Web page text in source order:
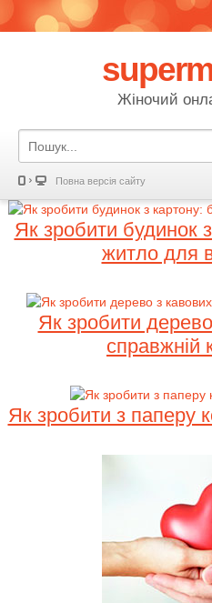
Жіночий
Повна версія сайту
Як зробити будинок
житло для
Як зробити
справжній
Як зробити з паперу